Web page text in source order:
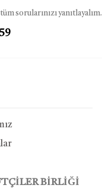
sorularınızı yanıtlayalım.
BİRLİĞİ